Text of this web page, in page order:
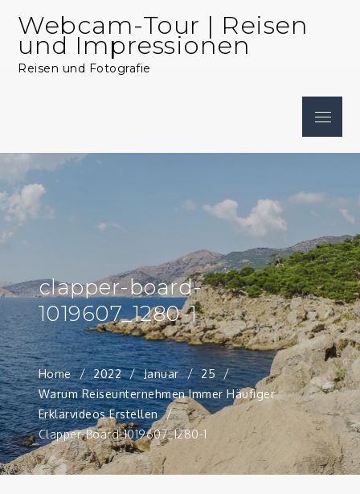
content
Webcam-Tour | Reisen
und Impressionen
Reisen und Fotografie
Menu
clapper-board-
1019607_1280-1
Home 2022 Januar
25
Warum Reiseunternehmen Immer Häufiger
Erklärvideos Erstellen
Clapper-Board-1019607_1280-1